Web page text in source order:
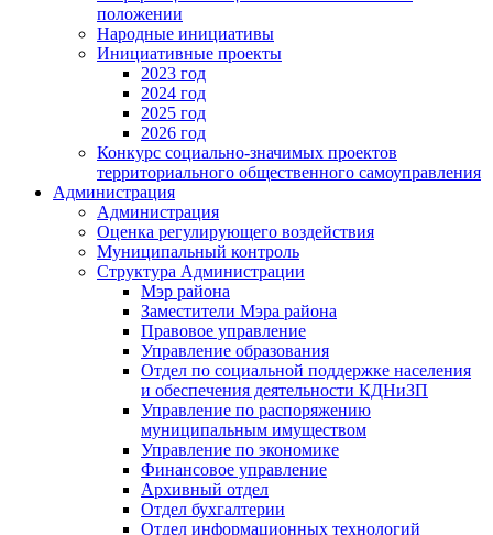
положении
Народные инициативы
Инициативные проекты
2023 год
2024 год
2025 год
2026 год
Конкурс социально-значимых проектов
территориального общественного самоуправления
Администрация
Администрация
Оценка регулирующего воздействия
Муниципальный контроль
Структура Администрации
Мэр района
Заместители Мэра района
Правовое управление
Управление образования
Отдел по социальной поддержке населения
и обеспечения деятельности КДНиЗП
Управление по распоряжению
муниципальным имуществом
Управление по экономике
Финансовое управление
Архивный отдел
Отдел бухгалтерии
Отдел информационных технологий